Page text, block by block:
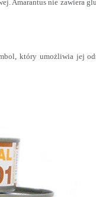
Amarantus nie zawiera
który umożliwia jej